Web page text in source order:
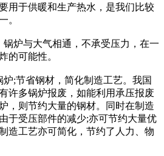
用于供暖和生产热水，是我们比较
。
锅炉与大气相通，不承受压力，在一
的可能性。
炉;节省钢材，简化制造工艺。我国
许多锅炉报废，如能利用承压报废
，则节约大量的钢材。同时在制造
于受压部件的减少;亦可节约大量优
造工艺亦可简化，节约了人力、物